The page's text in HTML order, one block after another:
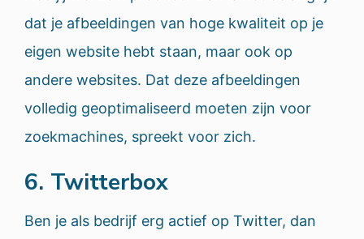
dat je afbeeldingen van hoge kwaliteit op je
eigen website hebt staan, maar ook op
andere websites. Dat deze afbeeldingen
volledig geoptimaliseerd moeten zijn voor
zoekmachines, spreekt voor zich.
6. Twitterbox
Ben je als bedrijf erg actief op Twitter, dan